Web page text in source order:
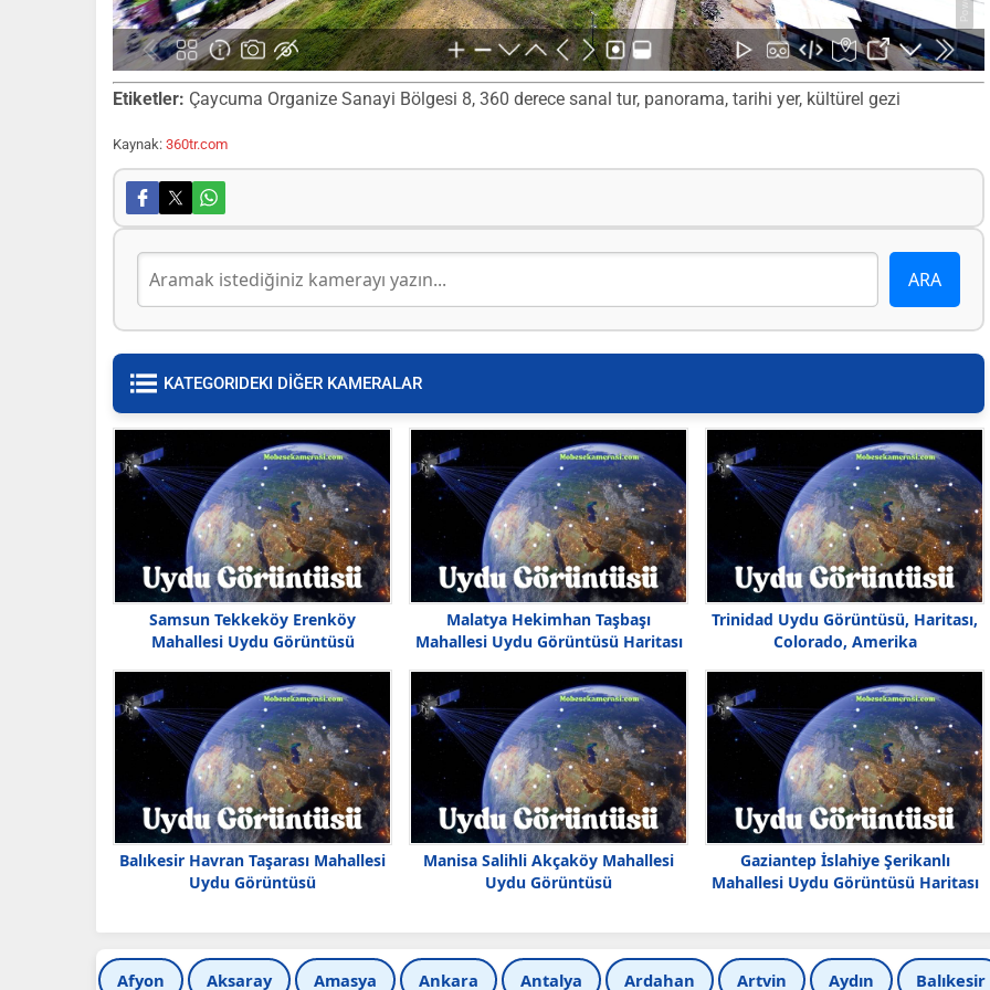
Etiketler: Çaycuma Organize Sanayi Bölgesi 8, 360 derece sanal tur, panorama, tarihi yer, kültürel gezi
Kaynak: 360tr.com
KATEGORIDEKI DİĞER KAMERALAR
Samsun Tekkeköy Erenköy
Mahallesi Uydu Görüntüsü
Malatya Hekimhan Taşbaşı
Mahallesi Uydu Görüntüsü Haritası
Trinidad Uydu Görüntüsü, Haritası,
Colorado, Amerika
Balıkesir Havran Taşarası Mahallesi
Uydu Görüntüsü
Manisa Salihli Akçaköy Mahallesi
Uydu Görüntüsü
Gaziantep İslahiye Şerikanlı
Mahallesi Uydu Görüntüsü Haritası
Afyon Aksaray Amasya Ankara Antalya Ardahan Artvin Aydın Balıkesir